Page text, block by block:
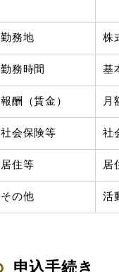
勤務地 株
勤務時間 基
報酬（賃金）
社会保険等 社
居住等 居
その他 活
申込手続き